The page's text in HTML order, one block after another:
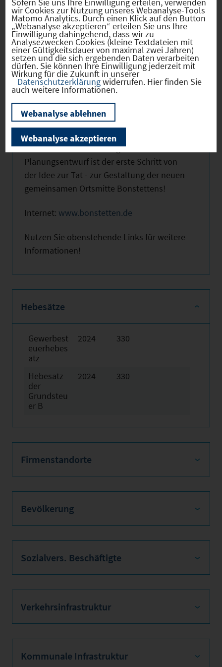
gemeinsamer Anstrengungen. Die
Bürgerinnen und Bürger von Bonstetten
sind dabei ebenso gefordert wie Investoren
und Planer. Und auch der Staat wird uns auf
dem Wege einer zukunftsorientierten
Ortsentwicklung helfen. Noch ist alles
Vision. Dass diese Vorstellungen nicht
innerhalb von wenigen Jahren Wirklichkeit
werden können, darüber müssen wir uns im
Klaren sein. Aber: Am Anfang steht immer
eine Idee! Und der vorliegende
Planungsentwurf ist der erste Schritt von
der Idee zur Tat - zur Gestaltung der neuen
gemeinsamen Ortsmitte Bonstettens!
Internet: www.bonstetten.de
Nutzen Sie obenstehende Links für weitere
Informationen!
Hebesätze
Gewerbest
euerhebes
atz
2024 330
Hebesatz
der
Grundsteu
er B
2024 330
Firmenstandorte
Bevölkerung
Sozialvers. Beschäftigte
Verkehrsinfrastruktur
Kommunale Infrastruktur
Sofern Sie uns Ihre Einwilligung erteilen, verwenden
wir Cookies zur Nutzung unseres Webanalyse-Tools
Matomo Analytics. Durch einen Klick auf den Button
„Webanalyse akzeptieren“ erteilen Sie uns Ihre
Einwilligung dahingehend, dass wir zu
Analysezwecken Cookies (kleine Textdateien mit
einer Gültigkeitsdauer von maximal zwei Jahren)
setzen und die sich ergebenden Daten verarbeiten
dürfen. Sie können Ihre Einwilligung jederzeit mit
Wirkung für die Zukunft in unserer
Datenschutzerklärungwiderrufen. Hier finden Sie
auch weitere Informationen.
Webanalyse ablehnen
Webanalyse akzeptieren